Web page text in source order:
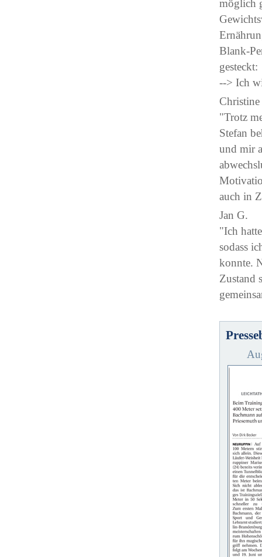
möglich
Blank-
gesteckt:
--> Ich
"Trotz
Stefan
und mir
auch in
Jan G.
"Ich
sodass
konnte.
Zustand